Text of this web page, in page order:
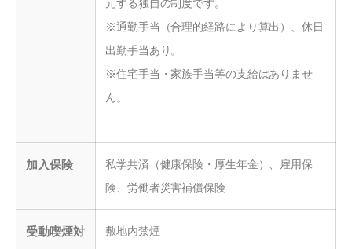
元する独自の制度です。
※通勤手当（合理的経路により算出）、休日
出勤手当あり。
※住宅手当・家族手当等の支給はありませ
ん。
加入保険
私学共済（健康保険・厚生年金）、雇用保
険、労働者災害補償保険
受動喫煙対
敷地内禁煙